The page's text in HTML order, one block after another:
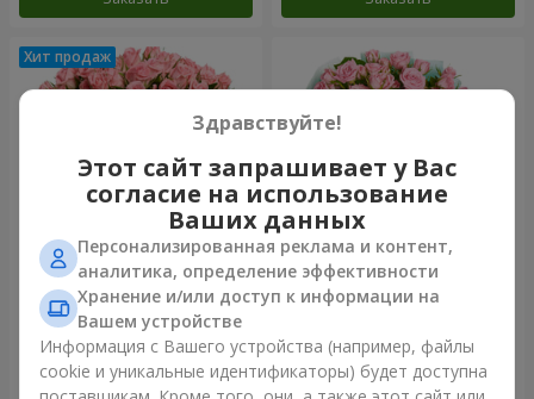
Цветы в коробке "Розовый
оазис"
2 749 грн
Композиция "Баллада о
маме"
2 199 грн
Здравствуйте!
Этот сайт запрашивает у Вас
согласие на использование
Ваших данных
Персонализированная реклама и контент,
аналитика, определение эффективности
Хранение и/или доступ к информации на
Вашем устройстве
Информация с Вашего устройства (например, файлы
cookie и уникальные идентификаторы) будет доступна